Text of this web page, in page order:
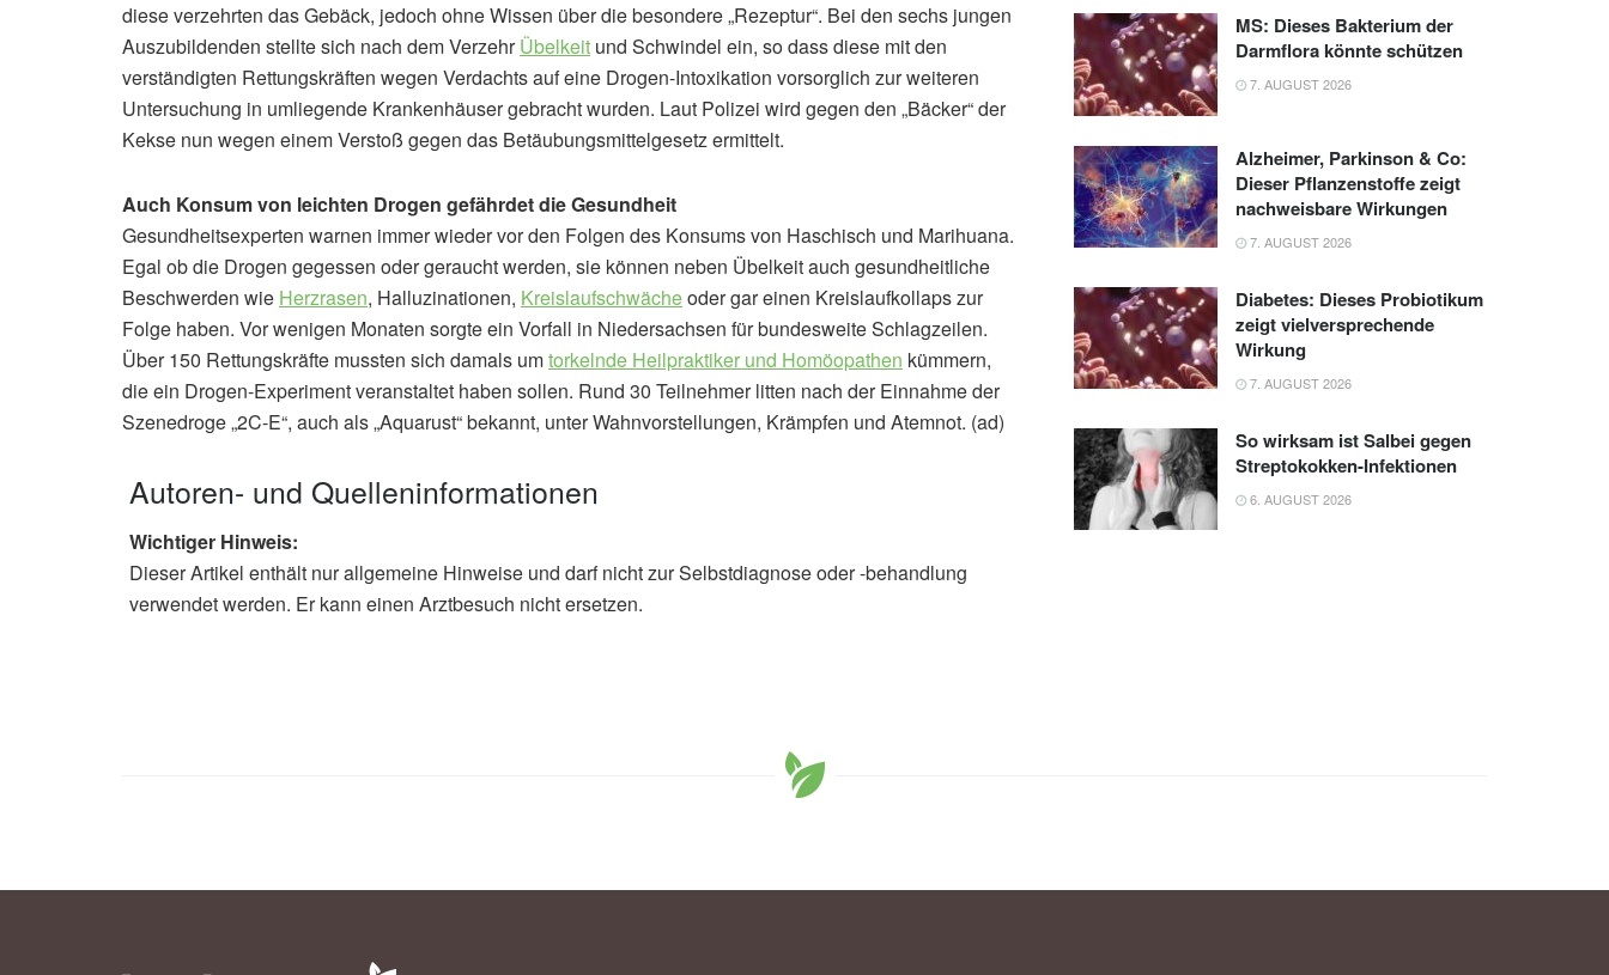
diese verzehrten das Gebäck, jedoch ohne Wissen über die besondere „Rezeptur“. Bei den sechs jungen
Auszubildenden stellte sich nach dem VerzehrÜbelkeit und Schwindel ein, so dass diese mit den
verständigten Rettungskräften wegen Verdachts auf eine Drogen-Intoxikation vorsorglich zur weiteren
Untersuchung in umliegende Krankenhäuser gebracht wurden. Laut Polizei wird gegen den „Bäcker“ der
Kekse nun wegen einem Verstoß gegen das Betäubungsmittelgesetz ermittelt.
Auch Konsum von leichten Drogen gefährdet die Gesundheit
Gesundheitsexperten warnen immer wieder vor den Folgen des Konsums von Haschisch und Marihuana.
Egal ob die Drogen gegessen oder geraucht werden, sie können neben Übelkeit auch gesundheitliche
Beschwerden wie Herzrasen, Halluzinationen, Kreislaufschwächeoder gar einen Kreislaufkollaps zur
Folge haben. Vor wenigen Monaten sorgte ein Vorfall in Niedersachsen für bundesweite Schlagzeilen.
Über 150 Rettungskräfte mussten sich damals umtorkelnde Heilpraktiker und Homöopathen kümmern,
die ein Drogen-Experiment veranstaltet haben sollen. Rund 30 Teilnehmer litten nach der Einnahme der
Szenedroge „2C-E“, auch als „Aquarust“ bekannt, unter Wahnvorstellungen, Krämpfen und Atemnot. (ad)
Autoren- und Quelleninformationen
Wichtiger Hinweis:
Dieser Artikel enthält nur allgemeine Hinweise und darf nicht zur Selbstdiagnose oder -behandlung
verwendet werden. Er kann einen Arztbesuch nicht ersetzen.
MS: Dieses Bakterium der
Darmflora könnte schützen
7. AUGUST 2026
Alzheimer, Parkinson & Co:
Dieser Pflanzenstoffe zeigt
nachweisbare Wirkungen
7. AUGUST 2026
Diabetes: Dieses Probiotikum
zeigt vielversprechende
Wirkung
7. AUGUST 2026
So wirksam ist Salbei gegen
Streptokokken-Infektionen
6. AUGUST 2026